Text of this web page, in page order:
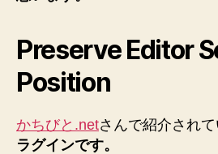
Preserve Editor
Position
かちびと.netさんで紹介され
ラグインです。